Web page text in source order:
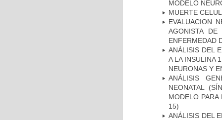
MODELO
MUERTE
EVALUACION
AGONISTA
ENFERMEDAD
ANÁLISIS DEL
A LA INSULINA
NEURONAS Y
ANÁLISIS
NEONATAL
MODELO
15)
ANÁLISIS DEL